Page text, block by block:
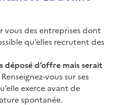
vous des entreprises dont
qu’elles recrutent des
déposé d’offre mais serait
Renseignez-vous sur ses
exerce avant de
spontanée.